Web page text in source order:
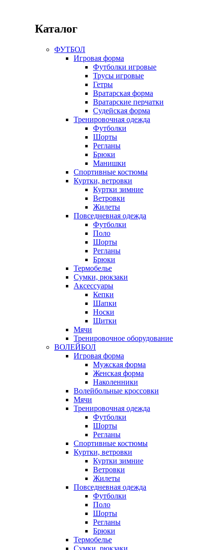
Каталог
ФУТБОЛ
Игровая форма
Футболки игровые
Трусы игровые
Гетры
Вратарская форма
Вратарские перчатки
Судейская форма
Тренировочная одежда
Футболки
Шорты
Регланы
Брюки
Манишки
Спортивные костюмы
Куртки, ветровки
Куртки зимние
Ветровки
Жилеты
Повседневная одежда
Футболки
Поло
Шорты
Регланы
Брюки
Термобелье
Сумки, рюкзаки
Аксессуары
Кепки
Шапки
Носки
Щитки
Мячи
Тренировочное оборудование
ВОЛЕЙБОЛ
Игровая форма
Мужская форма
Женская форма
Наколенники
Волейбольные кроссовки
Мячи
Тренировочная одежда
Футболки
Шорты
Регланы
Спортивные костюмы
Куртки, ветровки
Куртки зимние
Ветровки
Жилеты
Повседневная одежда
Футболки
Поло
Шорты
Регланы
Брюки
Термобелье
Сумки, рюкзаки